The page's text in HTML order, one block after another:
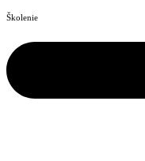
Školenie